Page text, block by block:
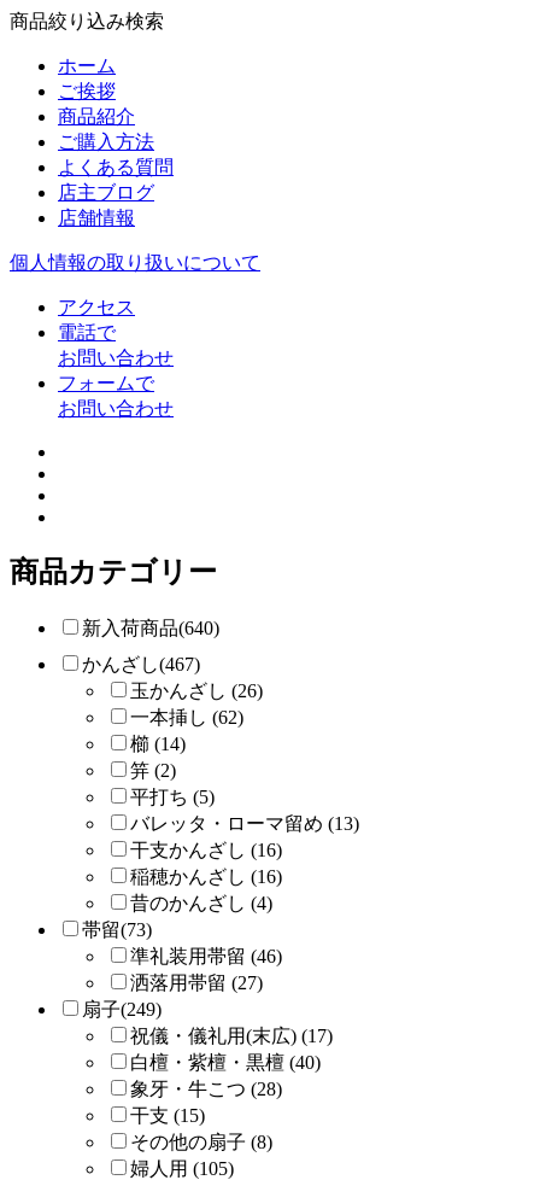
商品絞り込み検索
ホーム
ご挨拶
商品紹介
ご購入方法
よくある質問
店主ブログ
店舗情報
個人情報の取り扱いについて
アクセス
電話で
お問い合わせ
フォームで
お問い合わせ
商品カテゴリー
新入荷商品(640)
かんざし(467)
玉かんざし (26)
一本挿し (62)
櫛 (14)
笄 (2)
平打ち (5)
バレッタ・ローマ留め (13)
干支かんざし (16)
稲穂かんざし (16)
昔のかんざし (4)
帯留(73)
準礼装用帯留 (46)
洒落用帯留 (27)
扇子(249)
祝儀・儀礼用(末広) (17)
白檀・紫檀・黒檀 (40)
象牙・牛こつ (28)
干支 (15)
その他の扇子 (8)
婦人用 (105)